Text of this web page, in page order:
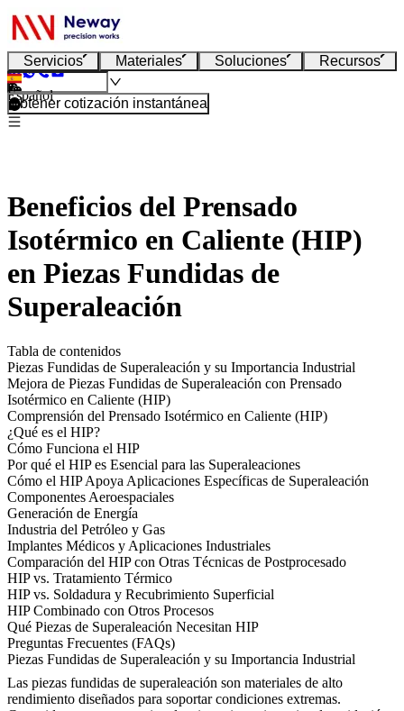
Servicios Materiales Soluciones Recursos
Español
Obtener cotización instantánea
Beneficios del Prensado
Isotérmico en Caliente (HIP)
en Piezas Fundidas de
Superaleación
Tabla de contenidos
Piezas Fundidas de Superaleación y su Importancia Industrial
Mejora de Piezas Fundidas de Superaleación con Prensado
Isotérmico en Caliente (HIP)
Comprensión del Prensado Isotérmico en Caliente (HIP)
¿Qué es el HIP?
Cómo Funciona el HIP
Por qué el HIP es Esencial para las Superaleaciones
Cómo el HIP Apoya Aplicaciones Específicas de Superaleación
Componentes Aeroespaciales
Generación de Energía
Industria del Petróleo y Gas
Implantes Médicos y Aplicaciones Industriales
Comparación del HIP con Otras Técnicas de Postprocesado
HIP vs. Tratamiento Térmico
HIP vs. Soldadura y Recubrimiento Superficial
HIP Combinado con Otros Procesos
Qué Piezas de Superaleación Necesitan HIP
Preguntas Frecuentes (FAQs)
Piezas Fundidas de Superaleación y su Importancia Industrial
Las piezas fundidas de superaleación son materiales de alto
rendimiento diseñados para soportar condiciones extremas.